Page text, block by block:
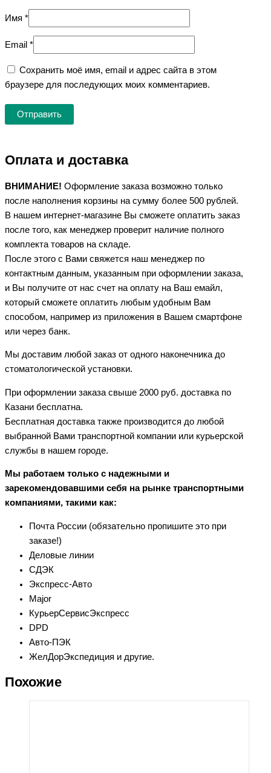
Имя *
Email *
Сохранить моё имя, email и адрес сайта в этом
браузере для последующих моих комментариев.
Оплата и доставка
ВНИМАНИЕ! Оформление заказа возможно только
после наполнения корзины на сумму более 500 рублей.
В нашем интернет-магазине Вы сможете оплатить заказ
после того, как менеджер проверит наличие полного
комплекта товаров на складе.
После этого с Вами свяжется наш менеджер по
контактным данным, указанным при оформлении заказа,
и Вы получите от нас счет на оплату на Ваш емайл,
который сможете оплатить любым удобным Вам
способом, например из приложения в Вашем смартфоне
или через банк.
Мы доставим любой заказ от одного наконечника до
стоматологической установки.
При оформлении заказа свыше 2000 руб. доставка по
Казани бесплатна.
Бесплатная доставка также производится до любой
выбранной Вами транспортной компании или курьерской
службы в нашем городе.
Мы работаем только с надежными и
зарекомендовавшими себя на рынке транспортными
компаниями, такими как:
Почта России (обязательно пропишите это при
заказе!)
Деловые линии
СДЭК
Экспресс-Авто
Major
КурьерСервисЭкспресс
DPD
Авто-ПЭК
ЖелДорЭкспедиция и другие.
Похожие